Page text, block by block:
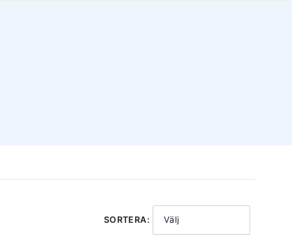
SORTERA: Välj